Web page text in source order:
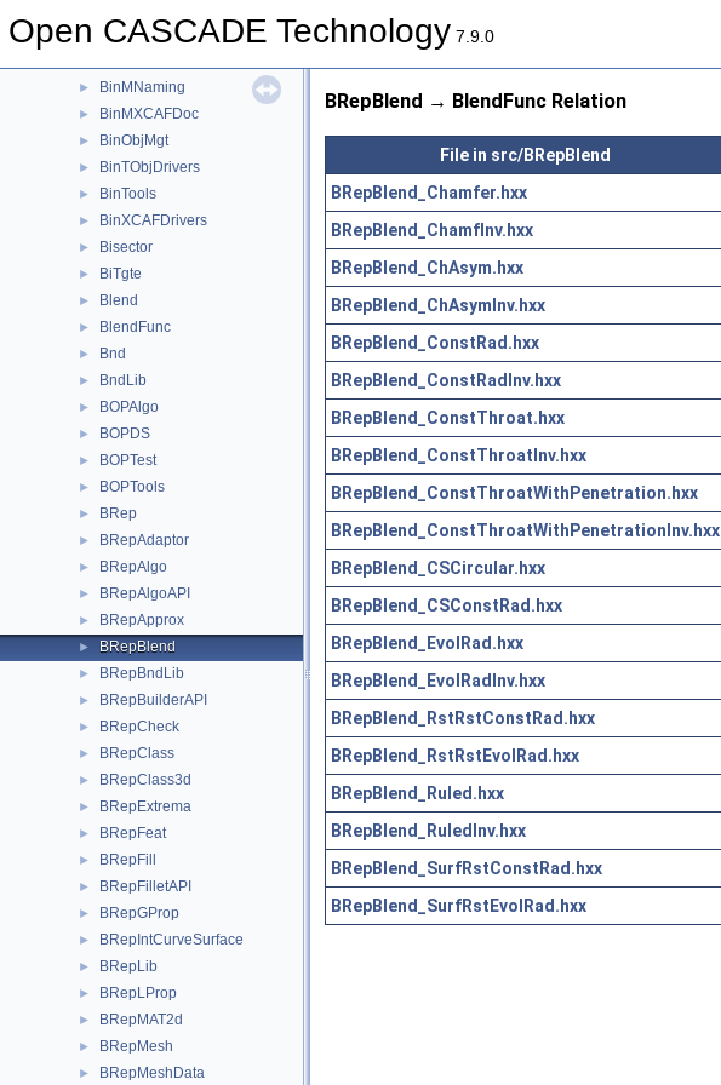
Open CASCADE Technology 7.9.0
► BinMDocStd
► BinMNaming
► BinMXCAFDoc
► BinObjMgt
► BinTObjDrivers
► BinTools
► BinXCAFDrivers
► Bisector
► BiTgte
► Blend
► BlendFunc
► Bnd
► BndLib
► BOPAlgo
► BOPDS
► BOPTest
► BOPTools
► BRep
► BRepAdaptor
► BRepAlgo
► BRepAlgoAPI
► BRepApprox
► BRepBlend
► BRepBndLib
► BRepBuilderAPI
► BRepCheck
► BRepClass
► BRepClass3d
► BRepExtrema
► BRepFeat
► BRepFill
► BRepFilletAPI
► BRepGProp
► BRepIntCurveSurface
► BRepLib
► BRepLProp
► BRepMAT2d
► BRepMesh
► BRepMeshData
BRepBlend → BlendFunc Relation
File in src/BRepBlend
BRepBlend_Chamfer.hxx
BRepBlend_ChamfInv.hxx
BRepBlend_ChAsym.hxx
BRepBlend_ChAsymInv.hxx
BRepBlend_ConstRad.hxx
BRepBlend_ConstRadInv.hxx
BRepBlend_ConstThroat.hxx
BRepBlend_ConstThroatInv.hxx
BRepBlend_ConstThroatWithPenetration.hxx
BRepBlend_ConstThroatWithPenetrationInv.hxx
BRepBlend_CSCircular.hxx
BRepBlend_CSConstRad.hxx
BRepBlend_EvolRad.hxx
BRepBlend_EvolRadInv.hxx
BRepBlend_RstRstConstRad.hxx
BRepBlend_RstRstEvolRad.hxx
BRepBlend_Ruled.hxx
BRepBlend_RuledInv.hxx
BRepBlend_SurfRstConstRad.hxx
BRepBlend_SurfRstEvolRad.hxx